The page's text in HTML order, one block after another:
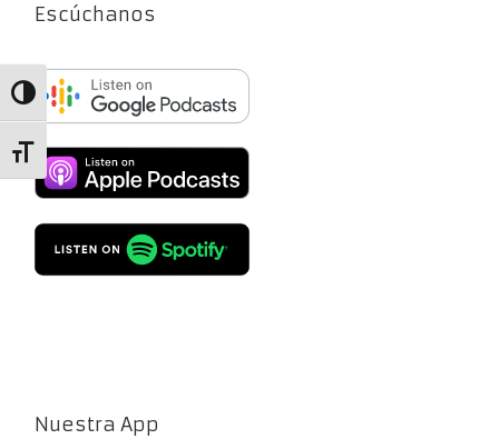
Alternar alto contraste
Alternar tamaño de letra
Escúchanos
Nuestra App